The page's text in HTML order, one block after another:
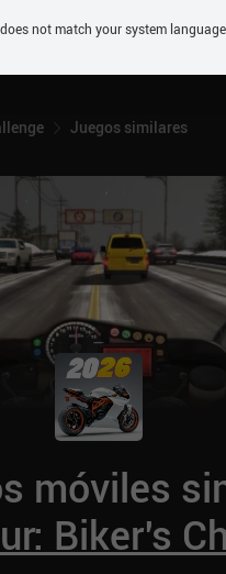
Juegos similares
móviles
Biker's
not match your system